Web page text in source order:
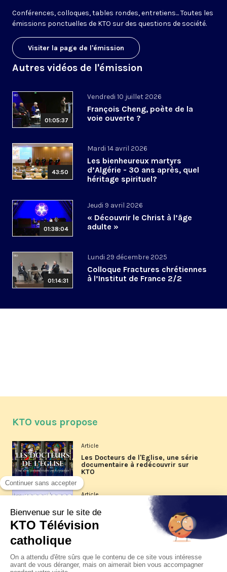
Conférences, colloques, tables rondes, entretiens... Toutes les
émissions ponctuelles de KTO sur des questions de société.
Visiter la page de l'émission
Autres vidéos de l'émission
01:05:37
Vendredi 10 juillet 2026
François Cheng, poète de la
voie ouverte ?
43:50
Mardi 14 avril 2026
Les bienheureux martyrs
d’Algérie - 30 ans après, quel
héritage spirituel?
01:38:04
Jeudi 9 avril 2026
« Découvrir le Christ à l’âge
adulte »
01:14:31
Lundi 29 décembre 2025
Colloque Fractures chrétiennes
à l’Institut de France 2/2
KTO vous propose
Article
Les Docteurs de l'Église, une série
documentaire à redécouvrir sur
KTO
Article
Les reportages d'été 2026 de KTO
La visite pastorale du pape Léon
XIV à Assise à suivre sur KTO le
jeudi 6 août